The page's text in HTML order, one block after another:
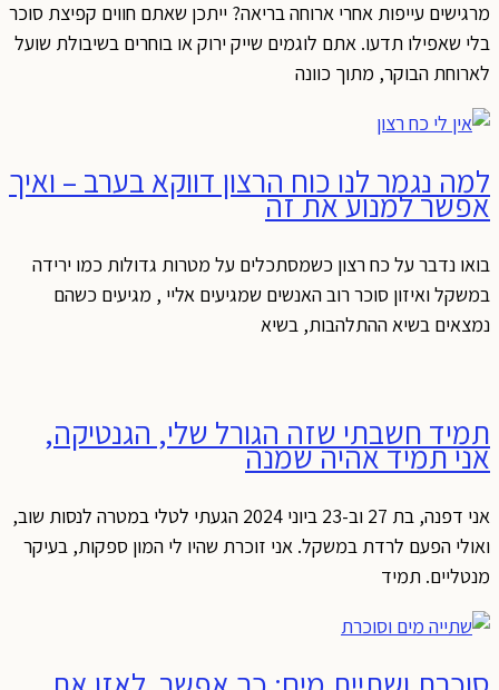
מרגישים עייפות אחרי ארוחה בריאה? ייתכן שאתם חווים קפיצת סוכר
בלי שאפילו תדעו. אתם לוגמים שייק ירוק או בוחרים בשיבולת שועל
לארוחת הבוקר, מתוך כוונה
למה נגמר לנו כוח הרצון דווקא בערב – ואיך
אפשר למנוע את זה
בואו נדבר על כח רצון כשמסתכלים על מטרות גדולות כמו ירידה
במשקל ואיזון סוכר רוב האנשים שמגיעים אליי , מגיעים כשהם
נמצאים בשיא ההתלהבות, בשיא
תמיד חשבתי שזה הגורל שלי, הגנטיקה,
אני תמיד אהיה שמנה
אני דפנה, בת 27 וב-23 ביוני 2024 הגעתי לטלי במטרה לנסות שוב,
ואולי הפעם לרדת במשקל. אני זוכרת שהיו לי המון ספקות, בעיקר
מנטליים. תמיד